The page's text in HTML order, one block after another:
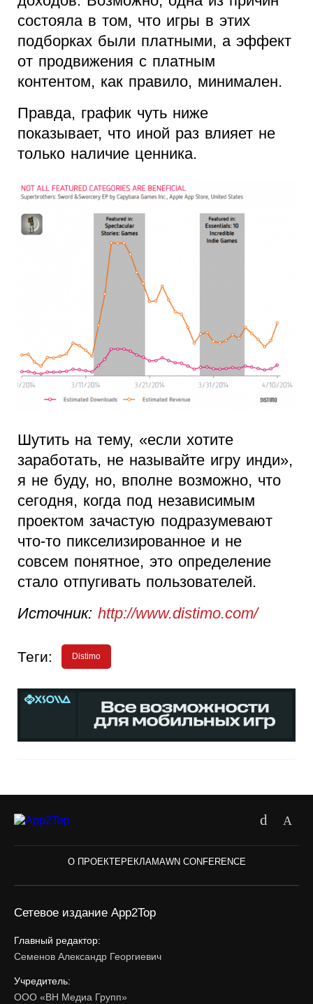
состояла в том, что игры в этих
подборках были платными, а эффект
от продвижения с платным
контентом, как правило, минимален.
Правда, график чуть ниже
показывает, что иной раз влияет не
только наличие ценника.
Шутить на тему, «если хотите
заработать, не называйте игру инди»,
я не буду, но, вполне возможно, что
сегодня, когда под независимым
проектом зачастую подразумевают
что-то пикселизированное и не
совсем понятное, это определение
стало отпугивать пользователей.
Источник: http://www.distimo.com/
Теги: Distimo
О ПРОЕКТЕРЕКЛАМАWN CONFERENCE
Сетевое издание App2Top
Главный редактор:
Семенов Александр Георгиевич
Учредитель:
ООО «ВН Медиа Групп»